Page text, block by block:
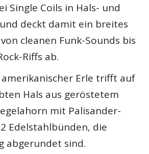
Single Coils in Hals- und
deckt damit ein breites
cleanen Funk-Sounds bis
Riffs ab.
amerikanischer Erle trifft auf
Hals aus geröstetem
mit Palisander-
Edelstahlbünden, die
abgerundet sind.